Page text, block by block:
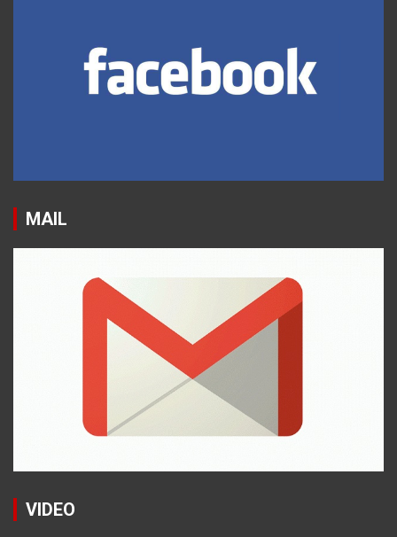
MAIL
VIDEO